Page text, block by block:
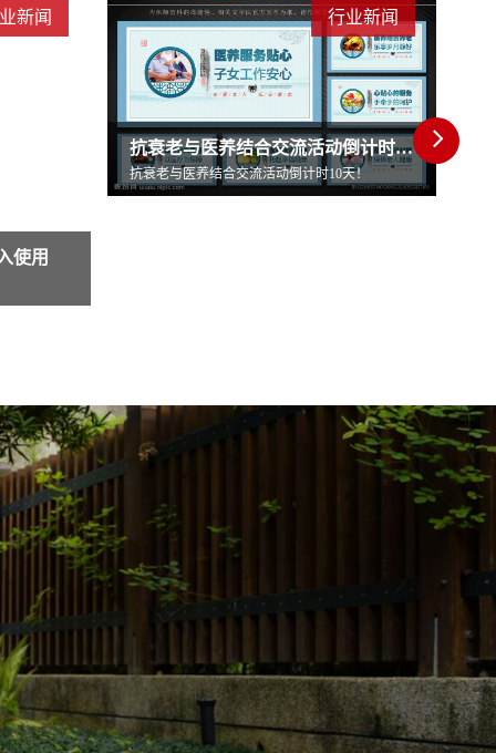
新闻 行业新闻
每4个劳动力养1个老人养老床位“三连降”
每4个劳动力养1个老人养老床位“三连降”